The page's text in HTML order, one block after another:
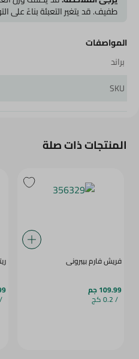
طفيف. قد يتغير التعبئة بناءً على
المواصفات
براند
SKU
المنتجات ذات صلة
فريش فارم بيبرونى
109.99 جم
/ 0.2 كج / 0.2 كج